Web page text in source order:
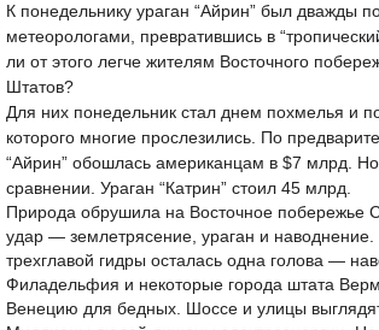
К понедельнику ураган “Айрин” был дважды
метеорологами, превратившись в
ли от этого легче жителям Восточного
Штатов?
Для них понедельник стал днем похмелья и
которого многие прослезились. По
“Айрин” обошлась американцам в $7 млрд. Но
сравнении. Ураган “Катрин” стоил 45 млрд.
Природа обрушила на Восточное побережье
удар — землетрясение, ураган и наводнение.
трехглавой гидры осталась одна голова —
Филадельфия и некоторые города штата
Венецию для бедных. Шоссе и улицы